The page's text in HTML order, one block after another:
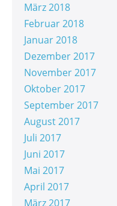
März 2018
Februar 2018
Januar 2018
Dezember 2017
November 2017
Oktober 2017
September 2017
August 2017
Juli 2017
Juni 2017
Mai 2017
April 2017
März 2017